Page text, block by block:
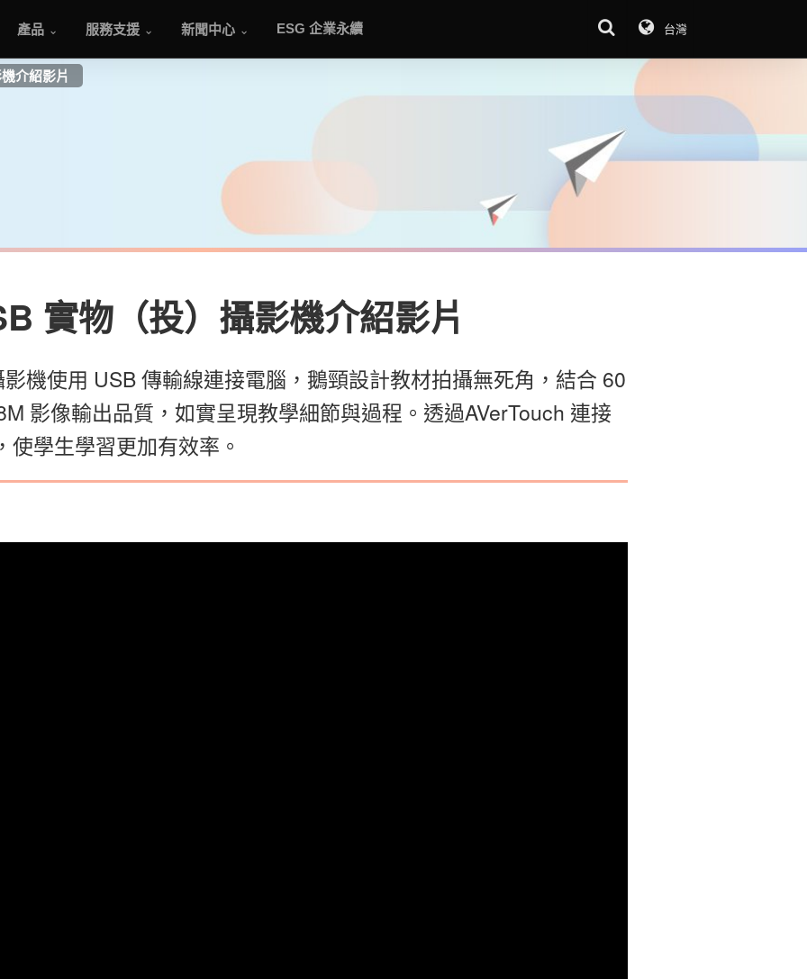
產品 服務支援 新聞中心 ESG 企業永續 台灣
介紹影片
實物（投）攝影機介紹影片
機使用 USB 傳輸線連接電腦，鵝頸設計教材拍攝無死角，結合 60
影像輸出品質，如實呈現教學細節與過程。透過AVerTouch 連接
學生學習更加有效率。